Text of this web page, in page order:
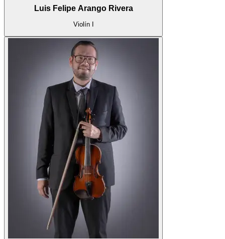
Luis Felipe Arango Rivera
Violín I